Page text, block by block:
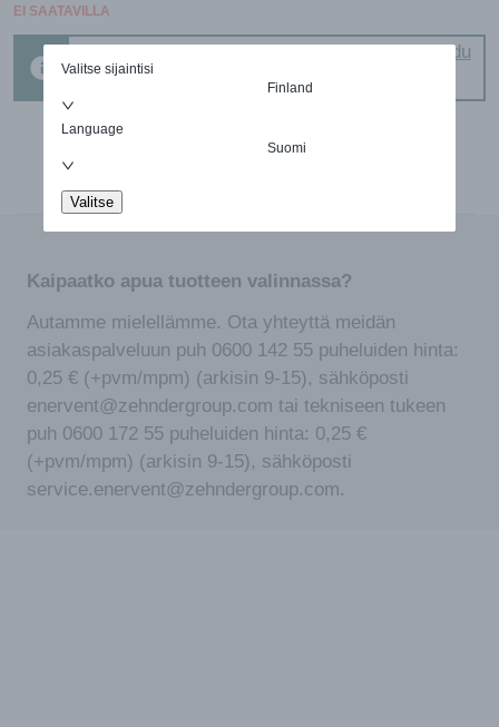
Valitse sijaintisi
Finland
Language
Suomi
Valitse
EI SAATAVILLA
Tuote on vain ammattiasiakkaiden
ostettavissa
Kirjaudu
Kaipaatko apua tuotteen valinnassa?
Autamme mielellämme. Ota yhteyttä meidän
asiakaspalveluun puh 0600 142 55 puheluiden hinta:
0,25 € (+pvm/mpm) (arkisin 9-15), sähköposti
enervent@zehndergroup.com tai tekniseen tukeen
puh 0600 172 55 puheluiden hinta: 0,25 €
(+pvm/mpm) (arkisin 9-15), sähköposti
service.enervent@zehndergroup.com.